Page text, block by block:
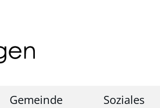
Gemeinde Soziales